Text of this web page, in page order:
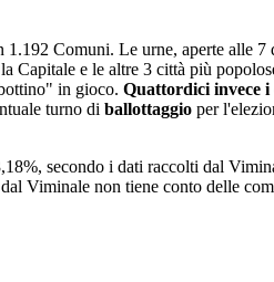
1.192 Comuni. Le urne, aperte alle 7
Capitale e le altre 3 città più
in gioco. Quattordici invece
turno di ballottaggio per
secondo i dati raccolti dal
Viminale non tiene conto delle